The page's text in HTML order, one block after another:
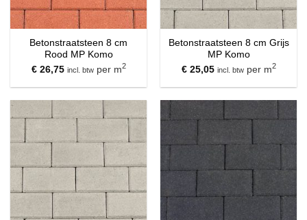
Betonstraatsteen 8 cm
Rood MP Komo
€26,75 incl. btwper m2
Betonstraatsteen 8 cm Grijs
MP Komo
€25,05 incl. btwper m2